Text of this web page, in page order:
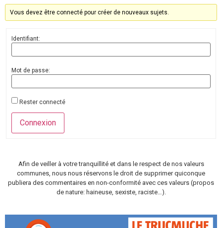
Vous devez être connecté pour créer de nouveaux sujets.
Identifiant:
Mot de passe:
Rester connecté
Connexion
Afin de veiller à votre tranquillité et dans le respect de nos valeurs
communes, nous nous réservons le droit de supprimer quiconque
publiera des commentaires en non-conformité avec ces valeurs (propos
de nature: haineuse, sexiste, raciste…).